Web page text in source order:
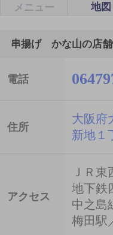
メニュー 地図
串揚げ かな山の店舗
電話
住所
大阪府
新地１
アクセス
ＪＲ
地下鉄
中之
梅田駅